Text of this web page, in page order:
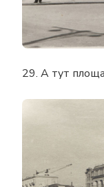
29. А тут